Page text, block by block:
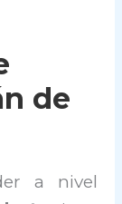
de
a nivel